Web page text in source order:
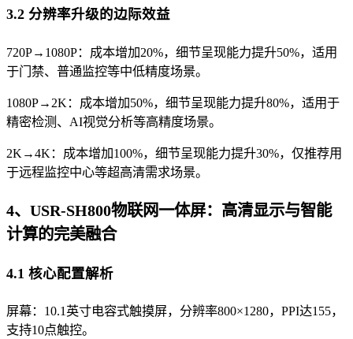
3.2 分辨率升级的边际效益
720P→1080P：成本增加20%，细节呈现能力提升50%，适用
于门禁、普通监控等中低精度场景。
1080P→2K：成本增加50%，细节呈现能力提升80%，适用于
精密检测、AI视觉分析等高精度场景。
2K→4K：成本增加100%，细节呈现能力提升30%，仅推荐用
于远程监控中心等超高清需求场景。
4、USR-SH800物联网一体屏：高清显示与智能
计算的完美融合
4.1 核心配置解析
屏幕：10.1英寸电容式触摸屏，分辨率800×1280，PPI达155，
支持10点触控。